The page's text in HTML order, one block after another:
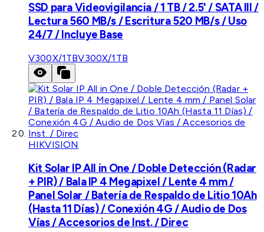
SSD para Videovigilancia / 1 TB / 2.5' / SATA III /
Lectura 560 MB/s / Escritura 520 MB/s / Uso
24/7 / Incluye Base
V300X/1TBV300X/1TB
HIKVISION
Kit Solar IP All in One / Doble Detección (Radar
+ PIR) / Bala IP 4 Megapixel / Lente 4 mm /
Panel Solar / Batería de Respaldo de Litio 10Ah
(Hasta 11 Días) / Conexión 4G / Audio de Dos
Vías / Accesorios de Inst. / Direc